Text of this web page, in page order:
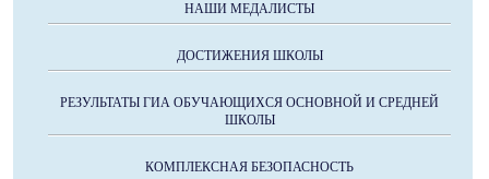
НАШИ МЕДАЛИСТЫ
ДОСТИЖЕНИЯ ШКОЛЫ
РЕЗУЛЬТАТЫ ГИА ОБУЧАЮЩИХСЯ ОСНОВНОЙ И СРЕДНЕЙ
ШКОЛЫ
КОМПЛЕКСНАЯ БЕЗОПАСНОСТЬ